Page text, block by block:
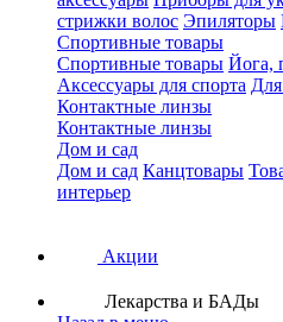
стрижки волос Эпиляторы
Спортивные товары
Спортивные товары Йога,
Аксессуары для спорта
Контактные линзы
Контактные линзы
Дом и сад
Дом и сад Канцтовары
интерьер
Акции
Лекарства и БАДы